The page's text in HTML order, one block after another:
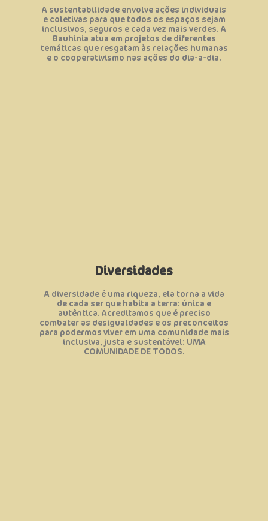
A sustentabilidade envolve ações individuais
e coletivas para que todos os espaços sejam
inclusivos, seguros e cada vez mais verdes. A
Bauhinia atua em projetos de diferentes
temáticas que resgatam às relações humanas
e o cooperativismo nas ações do dia-a-dia.
• Estimular a participação de diferentes atores
em prol do Desenvolvimento Sustentável;
• Promovemos ações de educação ambiental
que fomentam reflexões sobre o nosso modo
de consumir e agir;
• Oportunizamos geração de renda nas
comunidades, através de ações que valorizem
Diversidades
A diversidade é uma riqueza, ela torna a vida
de cada ser que habita a terra: única e
autêntica. Acreditamos que é preciso
combater as desigualdades e os preconceitos
para podermos viver em uma comunidade mais
inclusiva, justa e sustentável: UMA
COMUNIDADE DE TODOS.
Objetivos:
• Fortalecer ações que combatem a
desigualdade e violência a mulher;
• Fomentar ações de educação a favor da
inclusão de todos;
• Valorizar a história das comunidades
• Combater todo o tipo de preconceito;